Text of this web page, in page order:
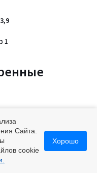
3,9
1
Сайта.
cookie
Хорошо